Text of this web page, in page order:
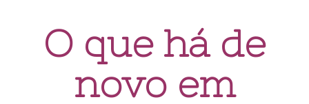
O que há de
novo em